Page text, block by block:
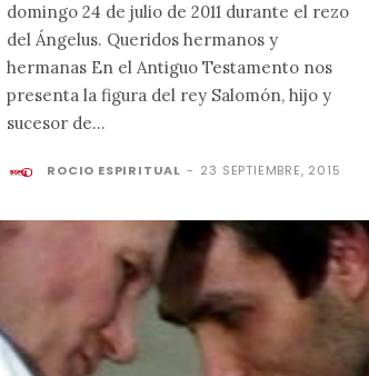
domingo 24 de julio de 2011 durante el rezo
del Ángelus. Queridos hermanos y
hermanas En el Antiguo Testamento nos
presenta la figura del rey Salomón, hijo y
sucesor de...
ROCIO ESPIRITUAL - 23 SEPTIEMBRE, 2015